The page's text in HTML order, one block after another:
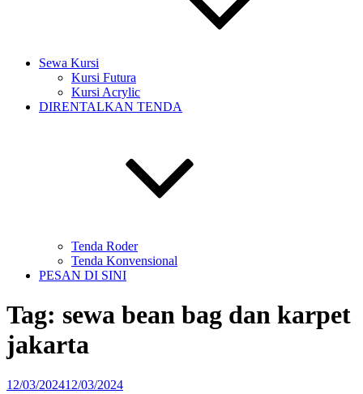
Sewa Kursi
Kursi Futura
Kursi Acrylic
DIRENTALKAN TENDA
Tenda Roder
Tenda Konvensional
PESAN DI SINI
Tag: sewa bean bag dan karpet
jakarta
Diposkan
12/03/202412/03/2024